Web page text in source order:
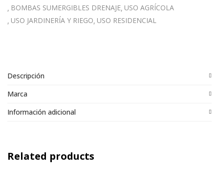
BOMBAS SUMERGIBLES DRENAJE USO AGRÍCOLA
USO JARDINERÍA Y RIEGO USO RESIDENCIAL
Descripción
Marca
Información adicional
Related products